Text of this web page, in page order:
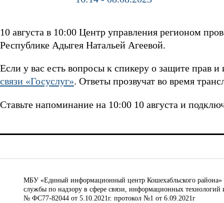
10 августа в 10:00 Центр управления регионом
Республике Адыгея Натальей Агеевой.
Если у вас есть вопросы к спикеру о защите прав и
связи «Госуслуг». Ответы прозвучат во время
Ставьте напоминание на 10:00 10 августа и
МБУ «Единый информационный центр Кошехабльского района»
службы по надзору в сфере связи, информационных
№ ФС77-82044 от 5.10.2021г. протокол №1 от 6.09.2021г